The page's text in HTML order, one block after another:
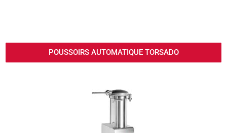
POUSSOIRS AUTOMATIQUE TORSADO